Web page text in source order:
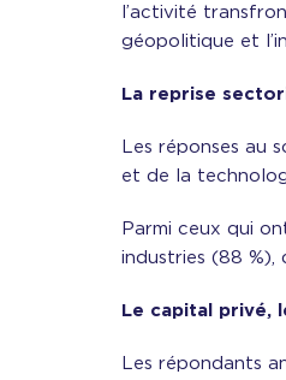
l’activité
géopolitique et
La reprise
Les réponses au
et de la
Parmi ceux qui
industries (88 %),
Le capital privé,
Les répondants